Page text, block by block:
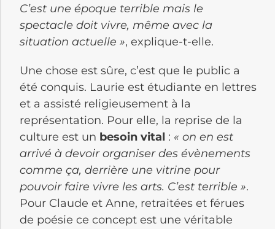
C’est une époque terrible mais le
spectacle doit vivre, même avec la
situation actuelle », explique-t-elle.
Une chose est sûre, c’est que le public a
été conquis. Laurie est étudiante en lettres
et a assisté religieusement à la
représentation. Pour elle, la reprise de la
culture est un besoin vital : « on en est
arrivé à devoir organiser des évènements
comme ça, derrière une vitrine pour
pouvoir faire vivre les arts. C’est terrible ».
Pour Claude et Anne, retraitées et férues
de poésie ce concept est une véritable